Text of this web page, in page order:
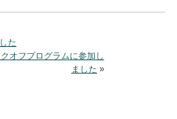
た
オフプログラムに参加し
ました »